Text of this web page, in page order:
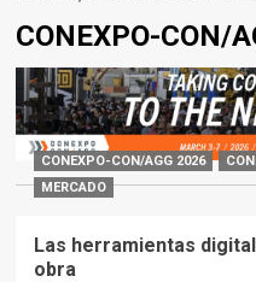
CONEXPO-CON/
CONEXPO-CON/AGG 2026
MERCADO
Las herramientas
obra